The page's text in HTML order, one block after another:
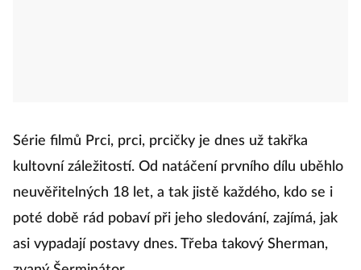
Série filmů Prci, prci, prcičky je dnes už takřka
kultovní záležitostí. Od natáčení prvního dílu uběhlo
neuvěřitelných 18 let, a tak jistě každého, kdo se i
poté době rád pobaví při jeho sledování, zajímá, jak
asi vypadají postavy dnes. Třeba takový Sherman,